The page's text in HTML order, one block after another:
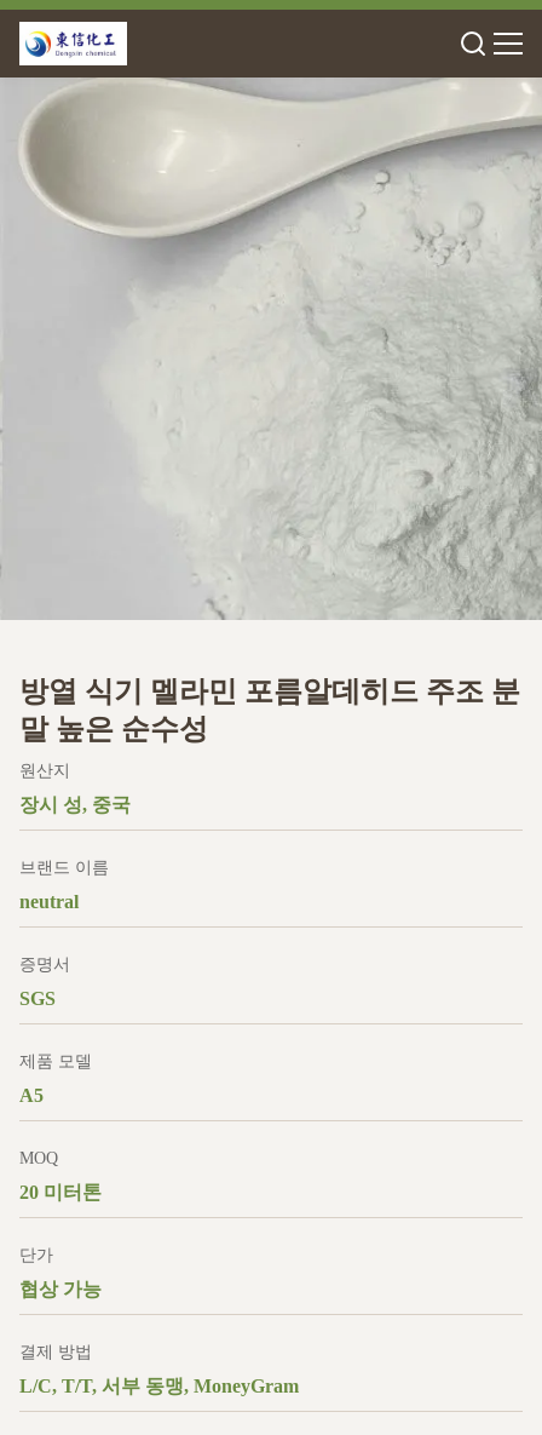
방열 식기 멜라민 포름알데히드 주조 분
말 높은 순수성
원산지
장시 성, 중국
브랜드 이름
neutral
증명서
SGS
제품 모델
A5
MOQ
20 미터톤
단가
협상 가능
결제 방법
L/C, T/T, 서부 동맹, MoneyGram